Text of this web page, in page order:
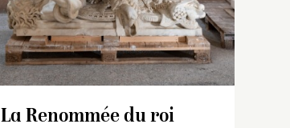
La Renommée du roi